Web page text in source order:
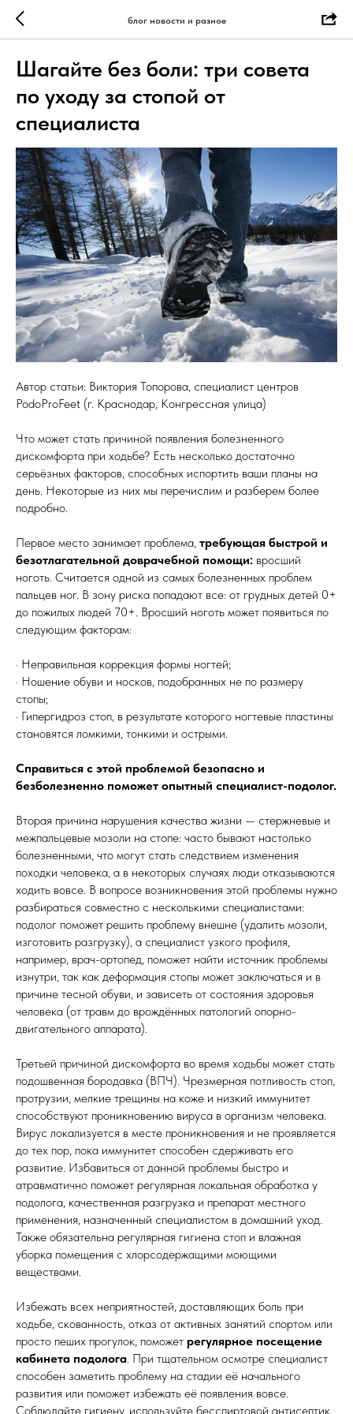
блог новости и разное
Шагайте без боли: три совета
по уходу за стопой от
специалиста
Автор статьи: Виктория Топорова, специалист центров
PodoProFeet (г. Краснодар, Конгрессная улица)
Что может стать причиной появления болезненного
дискомфорта при ходьбе? Есть несколько достаточно
серьёзных факторов, способных испортить ваши планы на
день. Некоторые из них мы перечислим и разберем более
подробно.
Первое место занимает проблема, требующая быстрой и
безотлагательной доврачебной помощи: вросший
ноготь. Считается одной из самых болезненных проблем
пальцев ног. В зону риска попадают все: от грудных детей 0+
до пожилых людей 70+. Вросший ноготь может появиться по
следующим факторам:
· Неправильная коррекция формы ногтей;
· Ношение обуви и носков, подобранных не по размеру
стопы;
· Гипергидроз стоп, в результате которого ногтевые пластины
становятся ломкими, тонкими и острыми.
Справиться с этой проблемой безопасно и
безболезненно поможет опытный специалист-подолог.
Вторая причина нарушения качества жизни — стержневые и
межпальцевые мозоли на стопе: часто бывают настолько
болезненными, что могут стать следствием изменения
походки человека, а в некоторых случаях люди отказываются
ходить вовсе. В вопросе возникновения этой проблемы нужно
разбираться совместно с несколькими специалистами:
подолог поможет решить проблему внешне (удалить мозоли,
изготовить разгрузку), а специалист узкого профиля,
например, врач-ортопед, поможет найти источник проблемы
изнутри, так как деформация стопы может заключаться и в
причине тесной обуви, и зависеть от состояния здоровья
человека (от травм до врождённых патологий опорно-
двигательного аппарата).
Третьей причиной дискомфорта во время ходьбы может стать
подошвенная бородавка (ВПЧ). Чрезмерная потливость стоп,
протрузии, мелкие трещины на коже и низкий иммунитет
способствуют проникновению вируса в организм человека.
Вирус локализуется в месте проникновения и не проявляется
до тех пор, пока иммунитет способен сдерживать его
развитие. Избавиться от данной проблемы быстро и
атравматично поможет регулярная локальная обработка у
подолога, качественная разгрузка и препарат местного
применения, назначенный специалистом в домашний уход.
Также обязательна регулярная гигиена стоп и влажная
уборка помещения с хлорсодержащими моющими
веществами.
Избежать всех неприятностей, доставляющих боль при
ходьбе, скованность, отказ от активных занятий спортом или
просто пеших прогулок, поможет регулярное посещение
кабинета подолога. При тщательном осмотре специалист
способен заметить проблему на стадии её начального
развития или поможет избежать её появления вовсе.
Соблюдайте гигиену, используйте бесспиртовой антисептик